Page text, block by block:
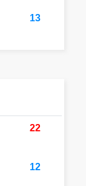
13
22
12